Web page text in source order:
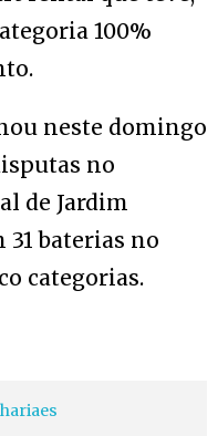
100%
neste domingo
no
de Jardim
31 baterias no
categorias.